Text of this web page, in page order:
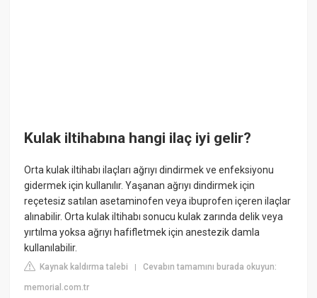
Kulak iltihabına hangi ilaç iyi gelir?
Orta kulak iltihabı ilaçları ağrıyı dindirmek ve enfeksiyonu
gidermek için kullanılır. Yaşanan ağrıyı dindirmek için
reçetesiz satılan asetaminofen veya ibuprofen içeren ilaçlar
alınabilir. Orta kulak iltihabı sonucu kulak zarında delik veya
yırtılma yoksa ağrıyı hafifletmek için anestezik damla
kullanılabilir.
Kaynak kaldırma talebi |Cevabın tamamını burada okuyun:
memorial.com.tr